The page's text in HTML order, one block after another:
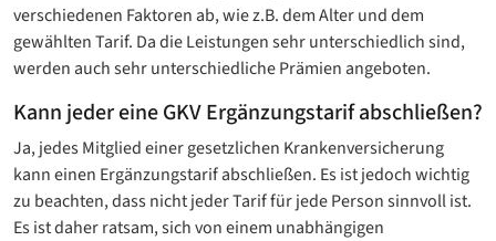
verschiedenen Faktoren ab, wie z.B. dem Alter und dem
gewählten Tarif. Da die Leistungen sehr unterschiedlich sind,
werden auch sehr unterschiedliche Prämien angeboten.
Kann jeder eine GKV Ergänzungstarif abschließen?
Ja, jedes Mitglied einer gesetzlichen Krankenversicherung
kann einen Ergänzungstarif abschließen. Es ist jedoch wichtig
zu beachten, dass nicht jeder Tarif für jede Person sinnvoll ist.
Es ist daher ratsam, sich von einem unabhängigen